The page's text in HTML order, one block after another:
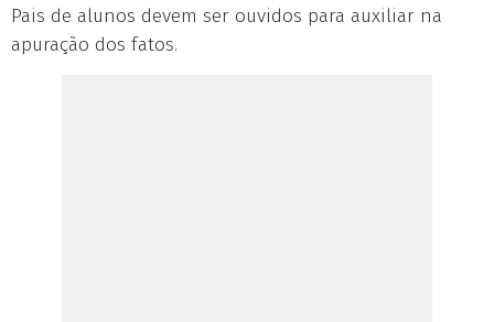
Pais de alunos devem ser ouvidos para auxiliar na
apuração dos fatos.